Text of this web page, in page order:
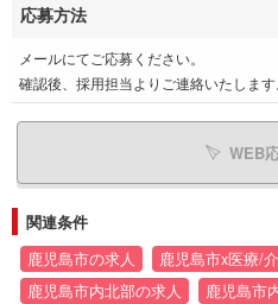
応募方法
メールにてご応募ください。
確認後、採用担当よりご連絡いたします
WEB
関連条件
鹿児島市の求人
鹿児島市x医療/
鹿児島市内北部の求人
鹿児島市